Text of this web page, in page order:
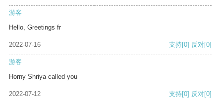
游客
Hello, Greetings fr
2022-07-16 支持[0] 反对[0]
游客
Horny Shriya called you
2022-07-12 支持[0] 反对[0]